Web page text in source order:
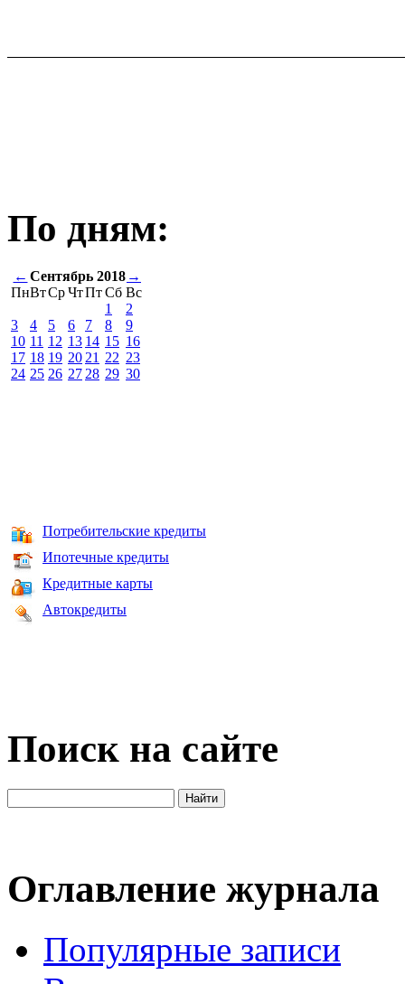
По дням:
← Сентябрь 2018 →
ПнВтСрЧтПтСб Вс
1
2
3
4 5 6 7 8
9
10 11 12 13 14 15 16
17 18 19 20 21 22 23
24 25 26 27 28 29 30
Потребительские кредиты
Ипотечные кредиты
Кредитные карты
Автокредиты
Поиск на сайте
Оглавление журнала
Популярные записи